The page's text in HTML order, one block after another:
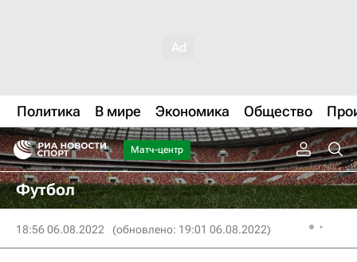
Политика В мире Экономика Общество
Матч-центр
Футбол
18:56 06.08.2022 (обновлено: 19:01 06.08.2022)